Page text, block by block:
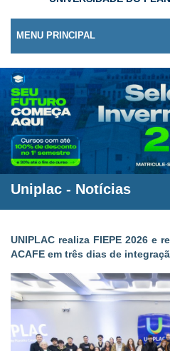
MENU PRINCIPAL
Uniplac - Notícias
UNIPLAC realiza FIEPE 2026 e
ACAFE em três dias de